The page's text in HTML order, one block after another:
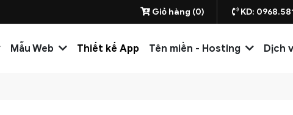
Giỏ hàng (0) KD:
Mẫu Web Thiết kế App Tên miền - Hosting Dịch